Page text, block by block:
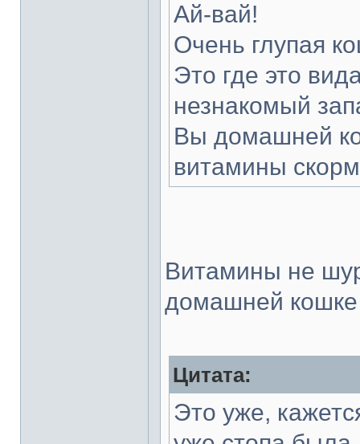
Ай-вай!
Очень глупая
Это где это
незнакомый
Вы домашней
витамины
Витамины не
домашней
Цитата:
Это уже,